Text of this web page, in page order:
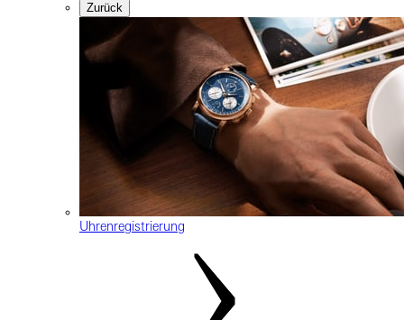
Zurück
Uhrenregistrierung